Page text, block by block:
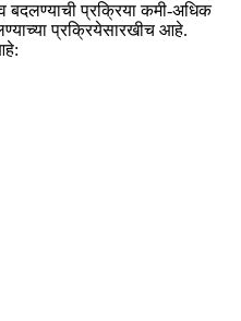
बदलण्याची प्रक्रिया कमी-अधिक
प्रक्रियेसारखीच आहे.